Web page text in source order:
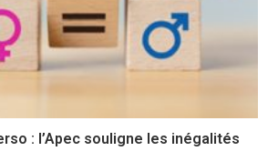
: l’Apec souligne les inégalités